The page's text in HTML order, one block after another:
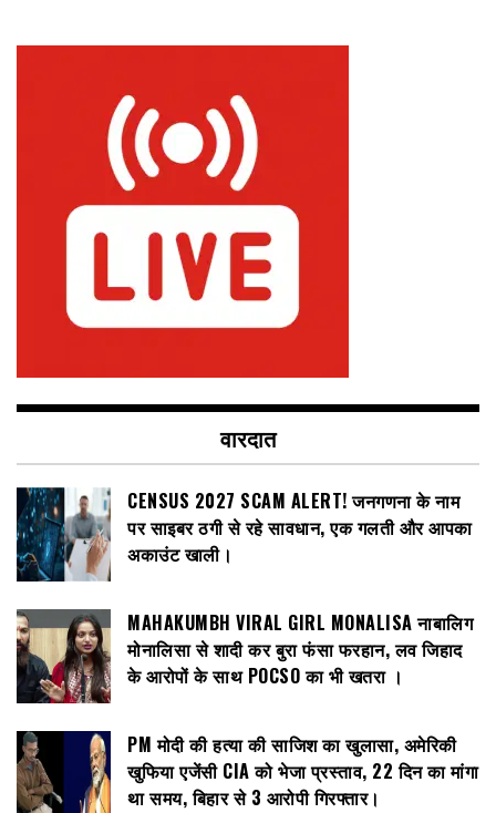
वारदात
CENSUS 2027 SCAM ALERT! जनगणना के नाम
पर साइबर ठगी से रहे सावधान, एक गलती और आपका
अकाउंट खाली।
MAHAKUMBH VIRAL GIRL MONALISA नाबालिग
मोनालिसा से शादी कर बुरा फंसा फरहान, लव जिहाद
के आरोपों के साथ POCSO का भी खतरा ।
PM मोदी की हत्या की साजिश का खुलासा, अमेरिकी
खुफिया एजेंसी CIA को भेजा प्रस्ताव, 22 दिन का मांगा
था समय, बिहार से 3 आरोपी गिरफ्तार।